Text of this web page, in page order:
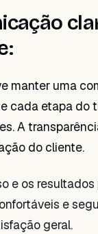
manter uma
cada etapa do
A
do cliente.
e os
e
geral.